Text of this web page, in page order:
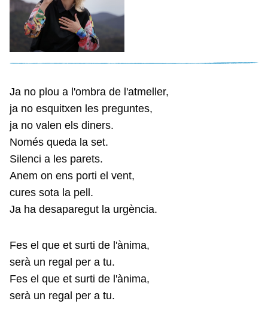
Ja no plou a l'ombra de l'atmeller,
ja no esquitxen les preguntes,
ja no valen els diners.
Només queda la set.
Silenci a les parets.
Anem on ens porti el vent,
cures sota la pell.
Ja ha desaparegut la urgència.
Fes el que et surti de l'ànima,
serà un regal per a tu.
Fes el que et surti de l'ànima,
serà un regal per a tu.